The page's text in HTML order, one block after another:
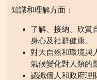
知識和理解方面：
了解、接納、欣賞
身心及社群健康。
對大自然和環境與
氣候變化對人類的
認識個人和政府理